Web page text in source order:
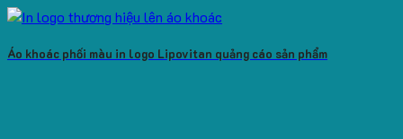
Áo khoác phối màu in logo Lipovitan quảng cáo sản phẩm